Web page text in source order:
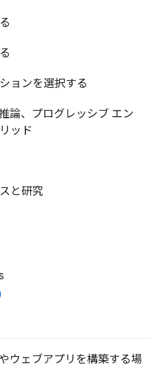
ョンを選択する
論、プログレッシブ エン
ッド
と研究
ウェブアプリを構築する場